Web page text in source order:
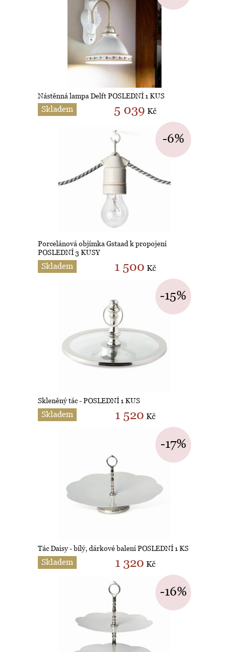
Nástěnná lampa Delft POSLEDNÍ 1 KUS
Skladem 5 039 Kč
-6%
Porcelánová objímka Gstaad k propojení
POSLEDNÍ 3 KUSY
Skladem 1 500 Kč
-15%
Skleněný tác - POSLEDNÍ 1 KUS
Skladem 1 520 Kč
-17%
Tác Daisy - bílý, dárkové balení POSLEDNÍ 1 KS
Skladem 1 320 Kč
-16%